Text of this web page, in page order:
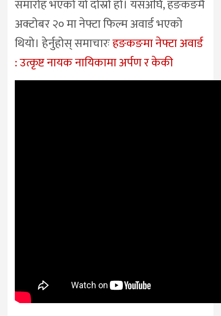
समारोह भएको यो दोस्रो हो। यसअघि, हङकङमै
अक्टोबर २० मा नेफ्टा फिल्म अवार्ड भएको
थियो। हेर्नुहोस् समाचारःहङकङमा नेफ्टा अवार्ड
: उत्कृष्ट नायक नायिकामा अर्पण र केकी